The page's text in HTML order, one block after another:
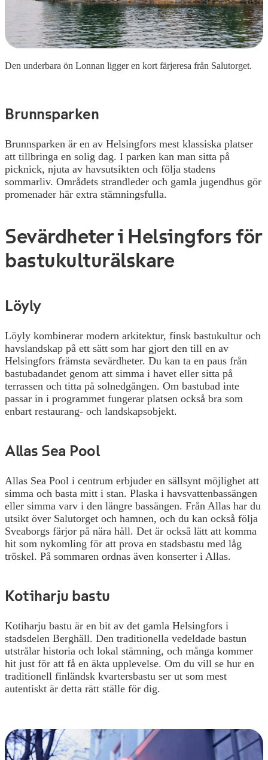
Den underbara ön Lonnan ligger en kort färjeresa från Salutorget.
Brunnsparken
Brunnsparken är en av Helsingfors mest klassiska platser
att tillbringa en solig dag. I parken kan man sitta på
picknick, njuta av havsutsikten och följa stadens
sommarliv. Områdets strandleder och gamla jugendhus gör
promenader här extra stämningsfulla.
Sevärdheter i Helsingfors för
bastukulturälskare
Löyly
Löyly kombinerar modern arkitektur, finsk bastukultur och
havslandskap på ett sätt som har gjort den till en av
Helsingfors främsta sevärdheter. Du kan ta en paus från
bastubadandet genom att simma i havet eller sitta på
terrassen och titta på solnedgången. Om bastubad inte
passar in i programmet fungerar platsen också bra som
enbart restaurang- och landskapsobjekt.
Allas Sea Pool
Allas Sea Pool i centrum erbjuder en sällsynt möjlighet att
simma och basta mitt i stan. Plaska i havsvattenbassängen
eller simma varv i den längre bassängen. Från Allas har du
utsikt över Salutorget och hamnen, och du kan också följa
Sveaborgs färjor på nära håll. Det är också lätt att komma
hit som nykomling för att prova en stadsbastu med låg
tröskel. På sommaren ordnas även konserter i Allas.
Kotiharju bastu
Kotiharju bastu är en bit av det gamla Helsingfors i
stadsdelen Berghäll. Den traditionella vedeldade bastun
utstrålar historia och lokal stämning, och många kommer
hit just för att få en äkta upplevelse. Om du vill se hur en
traditionell finländsk kvartersbastu ser ut som mest
autentiskt är detta rätt ställe för dig.